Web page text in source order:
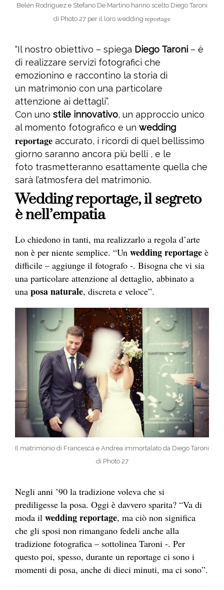
Belén Rodriguez e Stefano De Martino hanno scelto Diego Taroni
di Photo 27 per il loro wedding reportage
“Il nostro obiettivo – spiega Diego Taroni – è
di realizzare servizi fotografici che
emozionino e raccontino la storia di
un matrimonio con una particolare
attenzione ai dettagli”.
Con uno stile innovativo, un approccio unico
al momento fotografico e un wedding
reportage accurato, i ricordi di quel bellissimo
giorno saranno ancora più belli , e le
foto trasmetteranno esattamente quella che
sarà l’atmosfera del matrimonio.
Wedding reportage, il segreto
è nell’empatia
Lo chiedono in tanti, ma realizzarlo a regola d’arte
non è per niente semplice. “Un weddingreportage è
difficile – aggiunge il fotografo -. Bisogna che vi sia
una particolare attenzione al dettaglio, abbinato a
una posa naturale, discreta e veloce”.
Il matrimonio di Francesca e Andrea immortalato da Diego Taroni
di Photo 27
Negli anni ’90 la tradizione voleva che si
prediligesse la posa. Oggi è davvero sparita? “Va di
moda il weddingreportage, ma ciò non significa
che gli sposi non rimangano fedeli anche alla
tradizione fotografica – sottolinea Taroni -. Per
questo poi, spesso, durante un reportage ci sono i
momenti di posa, anche di dieci minuti, ma ci sono”.